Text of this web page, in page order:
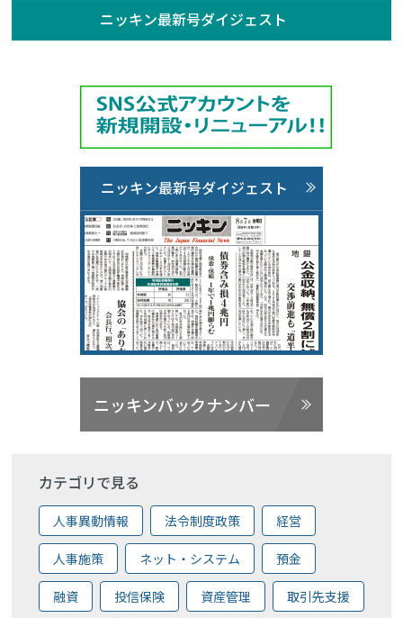
ニッキン最新号ダイジェスト
ニッキン最新号ダイジェスト
ニッキンバックナンバー
カテゴリで見る
人事異動情報 法令制度政策 経営
人事施策 ネット・システム 預金
融資 投信保険 資産管理 取引先支援